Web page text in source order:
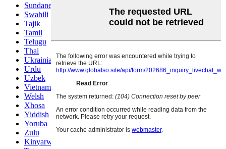
Sundanese
Swahili
Tajik
Tamil
Telugu
Thai
Ukrainian
Urdu
Uzbek
Vietnamese
Welsh
Xhosa
Yiddish
Yoruba
Zulu
Kinyarwanda